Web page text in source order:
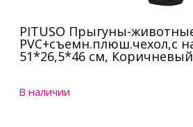
PITUSO Прыгуны-
PVC+съемн.плюш.чехол,с
51*26,5*46 см, Коричневый
В наличии